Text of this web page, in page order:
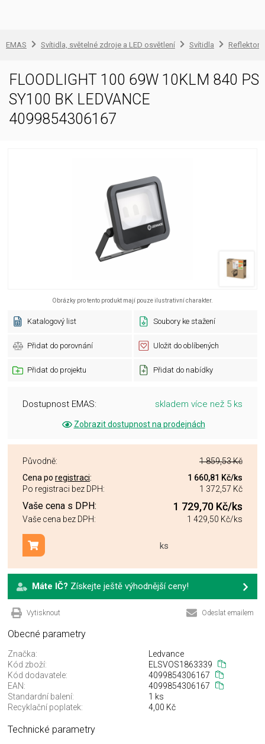
EMAS Svítidla, světelné zdroje a LED osvětlení Svítidla
FLOODLIGHT 100 69W 10KLM 840 PS
SY100 BK LEDVANCE
4099854306167
Obrázky pro tento produkt mají pouze ilustrativní charakter.
Katalogový list Soubory ke stažení
Přidat do porovnání Uložit do oblíbených
Přidat do projektu Přidat do nabídky
Dostupnost EMAS: skladem více než 5 ks
Zobrazit dostupnost na prodejnách
Původně:
1 859,53 Kč
Cena po registraci: 1 660,81 Kč/ks
Po registraci bez DPH:
1 372,57 Kč
Vaše cena s DPH: 1 729,70 Kč/ks
Vaše cena bez DPH: 1 429,50 Kč/ks
ks
Přidat do košíku
Máte IČ? Získejte ještě výhodnější ceny!
Vytisknout Odeslat emailem
Obecné parametry
Značka:
Ledvance
Kód zboží:
ELSVOS1863339
Kód dodavatele:
4099854306167
EAN:
4099854306167
Standardní balení:
1 ks
Recyklační poplatek:
4,00 Kč
Technické parametry